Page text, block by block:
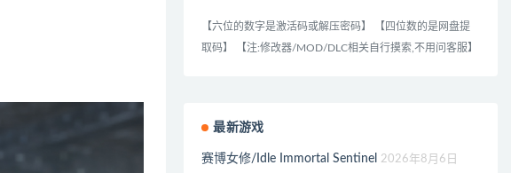
【六位的数字是激活码或解压密码】 【四位数的是网盘提
取码】 【注:修改器/MOD/DLC相关自行摸索,不用问客服】
最新游戏
赛博女修/Idle Immortal Sentinel 2026年8月6日